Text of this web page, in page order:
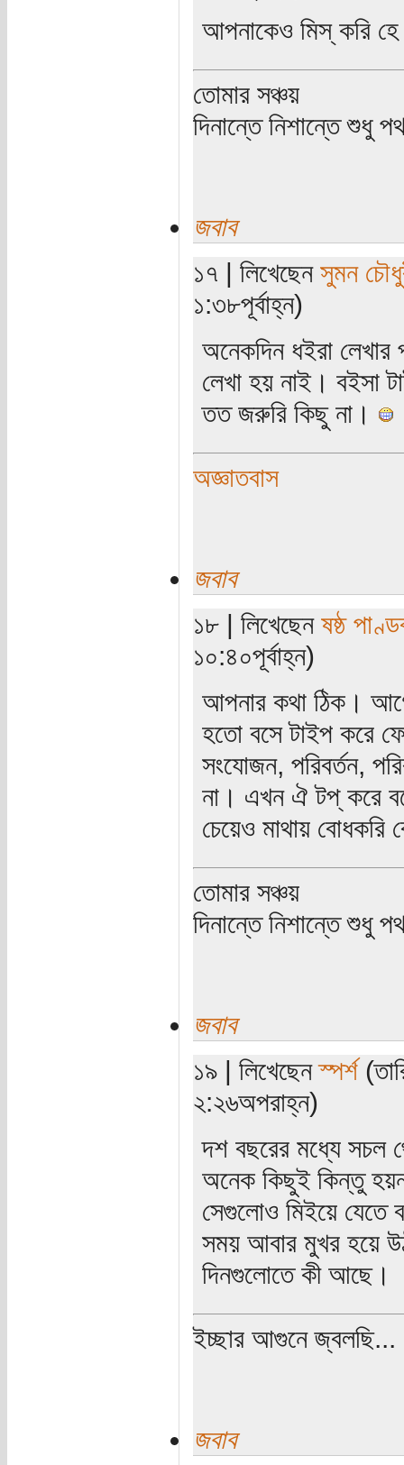
আপনাকেও মিস্‌ করি
তোমার সঞ্চয়
দিনান্তে নিশান্তে শুধু
জবাব
১৭ | লিখেছেন সুমন
১:৩৮পূর্বাহ্ন)
অনেকদিন ধইরা
লেখা হয় নাই। বইসা
তত জরুরি কিছু না।
অজ্ঞাতবাস
জবাব
১৮ | লিখেছেন ষষ্ঠ
১০:৪০পূর্বাহ্ন)
আপনার কথা ঠিক।
হতো বসে টাইপ করে
সংযোজন, পরিবর্তন,
না। এখন ঐ টপ্‌ করে
চেয়েও মাথায় বোধকরি
তোমার সঞ্চয়
দিনান্তে নিশান্তে শুধু
জবাব
১৯ | লিখেছেনস্পর্শ
২:২৬অপরাহ্ন)
দশ বছরের মধ্যে সচল
অনেক কিছুই কিন্তু
সেগুলোও মিইয়ে যেতে
সময় আবার মুখর হয়ে
দিনগুলোতে কী আছে।
ইচ্ছার আগুনে জ্বলছি...
জবাব